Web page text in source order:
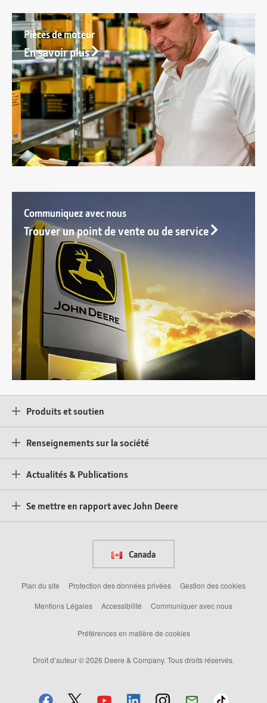
Pièces de moteur
En savoir plus
Communiquez avec nous
Trouver un point de vente ou de service
Produits et soutien
Renseignements sur la société
Actualités & Publications
Se mettre en rapport avec John Deere
Canada
Plan du site Protection des données privées
Gestion des cookies
Mentions Légales
Accessibilité Communiquer avec nous
Préférences en matière de cookies
Droit d’auteur © 2026 Deere & Company. Tous droits réservés.